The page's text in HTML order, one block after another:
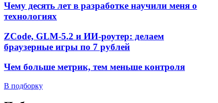
Чему десять лет в разработке научили меня о
технологиях
ZCode, GLM-5.2 и ИИ-роутер: делаем
браузерные игры по 7 рублей
Чем больше метрик, тем меньше контроля
В подборку